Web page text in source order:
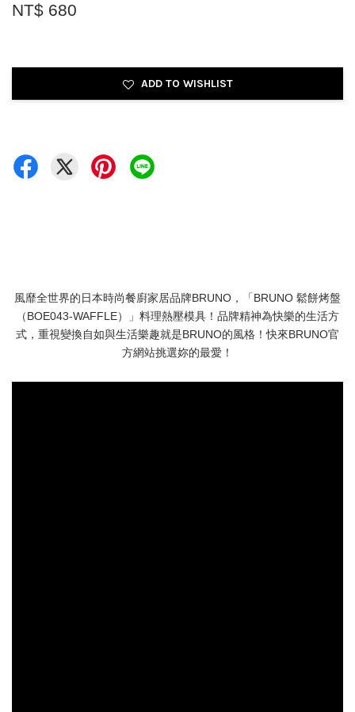
NT$ 680
ADD TO WISHLIST
風靡全世界的日本時尚餐廚家居品牌BRUNO，「BRUNO 鬆餅烤盤
（BOE043-WAFFLE）」料理熱壓模具！品牌精神為快樂的生活方
式，重視變換自如與生活樂趣就是BRUNO的風格！快來BRUNO官
方網站挑選妳的最愛！